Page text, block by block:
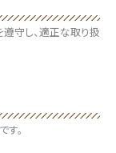
守し、適正な取り扱
。